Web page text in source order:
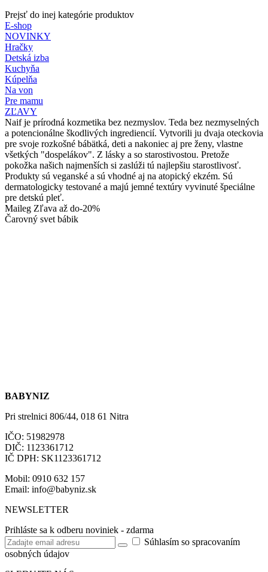
Prejsť do inej kategórie produktov
E-shop
NOVINKY
Hračky
Detská izba
Kuchyňa
Kúpelňa
Na von
Pre mamu
ZĽAVY
Naif je prírodná kozmetika bez nezmyslov. Teda bez nezmyselných
a potencionálne škodlivých ingrediencií. Vytvorili ju dvaja oteckovia
pre svoje rozkošné bábätká, deti a nakoniec aj pre ženy, vlastne
všetkých "dospelákov". Z lásky a so starostivostou. Pretože
pokožka našich najmenších si zaslúži tú najlepšiu starostlivosť.
Produkty sú veganské a sú vhodné aj na atopický ekzém. Sú
dermatologicky testované a majú jemné textúry vyvinuté špeciálne
pre detskú pleť.
Maileg Zľava až do-20%
Čarovný svet bábik
BABYNIZ
Pri strelnici 806/44, 018 61 Nitra
IČO: 51982978
DIČ: 1123361712
IČ DPH: SK1123361712
Mobil: 0910 632 157
Email: info@babyniz.sk
NEWSLETTER
Prihláste sa k odberu noviniek - zdarma
Súhlasím so spracovaním
osobných údajov